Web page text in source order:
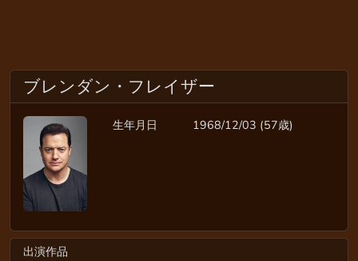
ブレンダン・フレイザー
生年月日 1968/12/03 (57歳)
出演作品